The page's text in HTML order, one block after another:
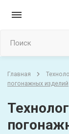
Поиск
Главная
погонажных изделий